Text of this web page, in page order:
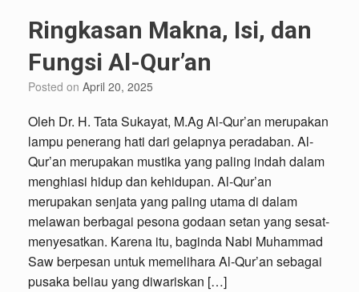
Ringkasan Makna, Isi, dan
Fungsi Al-Qur’an
Posted on April 20, 2025
Oleh Dr. H. Tata Sukayat, M.Ag Al-Qur’an merupakan
lampu penerang hati dari gelapnya peradaban. Al-
Qur’an merupakan mustika yang paling indah dalam
menghiasi hidup dan kehidupan. Al-Qur’an
merupakan senjata yang paling utama di dalam
melawan berbagai pesona godaan setan yang sesat-
menyesatkan. Karena itu, baginda Nabi Muhammad
Saw berpesan untuk memelihara Al-Qur’an sebagai
pusaka beliau yang diwariskan […]